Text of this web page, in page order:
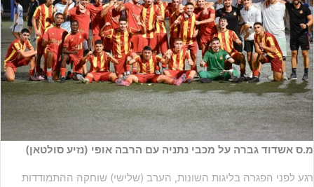
מ.ס אשדוד גברה על מכבי נתניה עם הרבה אופי (נזיע סולטאן)
רגע לפני הפגרה בליגות השונות, הערב (שלישי) שוחקה ההתמודדות